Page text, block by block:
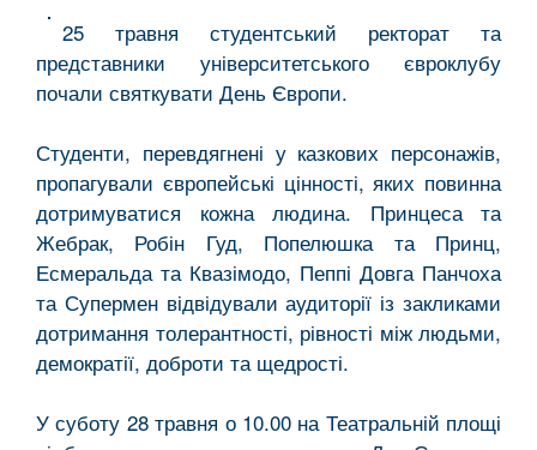
25 травня студентський ректорат та
представники університетського євроклубу
почали святкувати День Європи.
Студенти, перевдягнені у казкових персонажів,
пропагували європейські цінності, яких повинна
дотримуватися кожна людина. Принцеса та
Жебрак, Робін Гуд, Попелюшка та Принц,
Есмеральда та Квазімодо, Пеппі Довга Панчоха
та Супермен відвідували аудиторії із закликами
дотримання толерантності, рівності між людьми,
демократії, доброти та щедрості.
У суботу 28 травня о 10.00 на Театральній площі